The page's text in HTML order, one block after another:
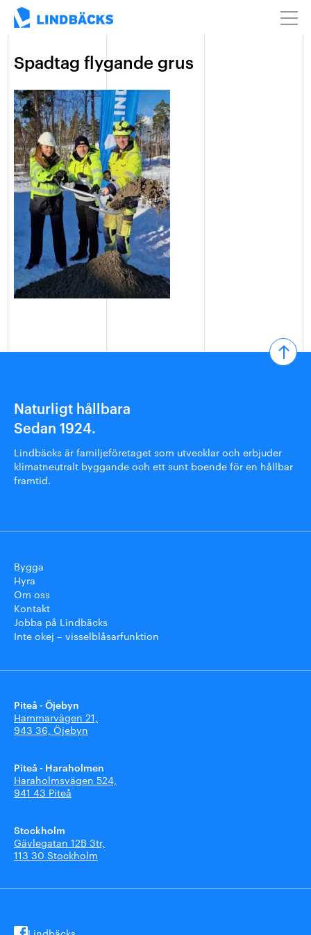
Spadtag flygande grus
Naturligt hållbara
Sedan 1924.
Lindbäcks är familjeföretaget som utvecklar och erbjuder
klimatneutralt byggande och ett sunt boende för en hållbar
framtid.
Bygga
Hyra
Om oss
Kontakt
Jobba på Lindbäcks
Inte okej – visselblåsarfunktion
Piteå - Öjebyn
Hammarvägen 21,
943 36, Öjebyn
Piteå - Haraholmen
Haraholmsvägen 524,
941 43 Piteå
Stockholm
Gävlegatan 12B 3tr,
113 30 Stockholm